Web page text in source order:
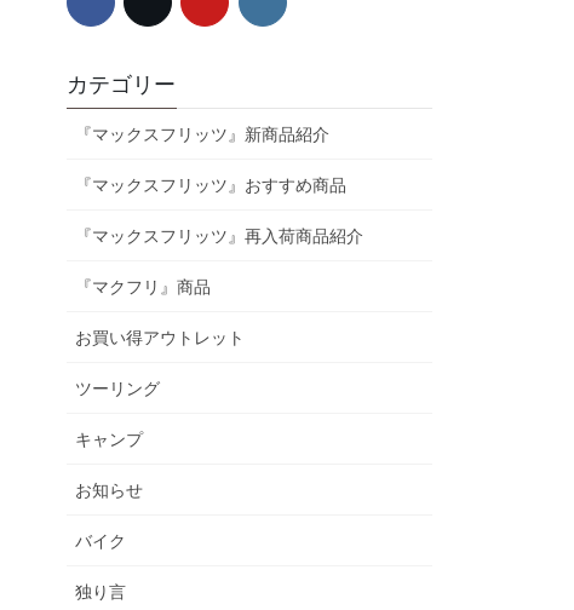
カテゴリー
『マックスフリッツ』新商品紹介
『マックスフリッツ』おすすめ商品
『マックスフリッツ』再入荷商品紹介
『マクフリ』商品
お買い得アウトレット
ツーリング
キャンプ
お知らせ
バイク
独り言